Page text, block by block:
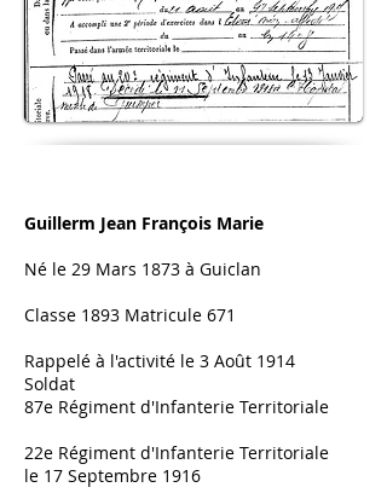
Guillerm Jean François Marie
Né le 29 Mars 1873 à Guiclan
Classe 1893 Matricule 671
Rappelé à l'activité le 3 Août 1914
Soldat
87e Régiment d'Infanterie Territoriale
22e Régiment d'Infanterie Territoriale
le 17 Septembre 1916